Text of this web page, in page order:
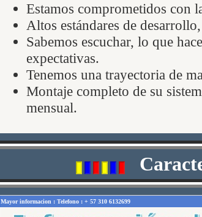
Estamos comprometidos con
Altos estándares de
Sabemos escuchar, lo que
expectativas.
Tenemos una trayectoria de
Montaje completo de su
mensual.
Mayor informacion : Telefono : + 57 310 6132699